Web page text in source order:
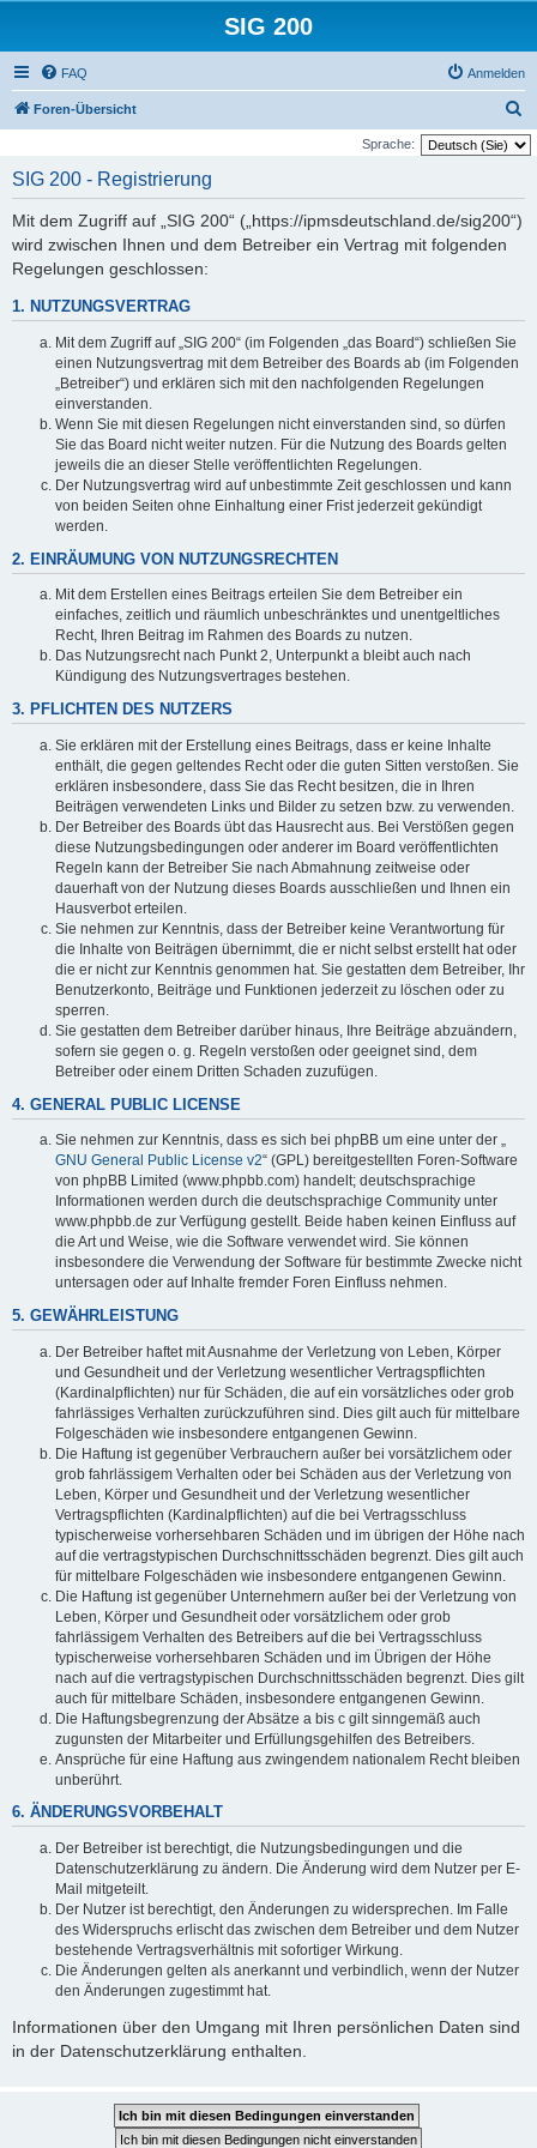
SIG 200
FAQ Anmelden
Foren-Übersicht
u
Sprache:
SIG 200 - Registrierung
Mit dem Zugriff auf „SIG 200“ („https://ipmsdeutschland.de/sig200“)
wird zwischen Ihnen und dem Betreiber ein Vertrag mit folgenden
Regelungen geschlossen:
1. NUTZUNGSVERTRAG
Mit dem Zugriff auf „SIG 200“ (im Folgenden „das Board“) schließen Sie
einen Nutzungsvertrag mit dem Betreiber des Boards ab (im Folgenden
„Betreiber“) und erklären sich mit den nachfolgenden Regelungen
einverstanden.
Wenn Sie mit diesen Regelungen nicht einverstanden sind, so dürfen
Sie das Board nicht weiter nutzen. Für die Nutzung des Boards gelten
jeweils die an dieser Stelle veröffentlichten Regelungen.
Der Nutzungsvertrag wird auf unbestimmte Zeit geschlossen und kann
von beiden Seiten ohne Einhaltung einer Frist jederzeit gekündigt
werden.
2. EINRÄUMUNG VON NUTZUNGSRECHTEN
Mit dem Erstellen eines Beitrags erteilen Sie dem Betreiber ein
einfaches, zeitlich und räumlich unbeschränktes und unentgeltliches
Recht, Ihren Beitrag im Rahmen des Boards zu nutzen.
Das Nutzungsrecht nach Punkt 2, Unterpunkt a bleibt auch nach
Kündigung des Nutzungsvertrages bestehen.
3. PFLICHTEN DES NUTZERS
Sie erklären mit der Erstellung eines Beitrags, dass er keine Inhalte
enthält, die gegen geltendes Recht oder die guten Sitten verstoßen. Sie
erklären insbesondere, dass Sie das Recht besitzen, die in Ihren
Beiträgen verwendeten Links und Bilder zu setzen bzw. zu verwenden.
Der Betreiber des Boards übt das Hausrecht aus. Bei Verstößen gegen
diese Nutzungsbedingungen oder anderer im Board veröffentlichten
Regeln kann der Betreiber Sie nach Abmahnung zeitweise oder
dauerhaft von der Nutzung dieses Boards ausschließen und Ihnen ein
Hausverbot erteilen.
Sie nehmen zur Kenntnis, dass der Betreiber keine Verantwortung für
die Inhalte von Beiträgen übernimmt, die er nicht selbst erstellt hat oder
die er nicht zur Kenntnis genommen hat. Sie gestatten dem Betreiber, Ihr
Benutzerkonto, Beiträge und Funktionen jederzeit zu löschen oder zu
sperren.
Sie gestatten dem Betreiber darüber hinaus, Ihre Beiträge abzuändern,
sofern sie gegen o. g. Regeln verstoßen oder geeignet sind, dem
Betreiber oder einem Dritten Schaden zuzufügen.
4. GENERAL PUBLIC LICENSE
Sie nehmen zur Kenntnis, dass es sich bei phpBB um eine unter der „
GNU General Public License v2“ (GPL) bereitgestellten Foren-Software
von phpBB Limited (www.phpbb.com) handelt; deutschsprachige
Informationen werden durch die deutschsprachige Community unter
www.phpbb.de zur Verfügung gestellt. Beide haben keinen Einfluss auf
die Art und Weise, wie die Software verwendet wird. Sie können
insbesondere die Verwendung der Software für bestimmte Zwecke nicht
untersagen oder auf Inhalte fremder Foren Einfluss nehmen.
5. GEWÄHRLEISTUNG
Der Betreiber haftet mit Ausnahme der Verletzung von Leben, Körper
und Gesundheit und der Verletzung wesentlicher Vertragspflichten
(Kardinalpflichten) nur für Schäden, die auf ein vorsätzliches oder grob
fahrlässiges Verhalten zurückzuführen sind. Dies gilt auch für mittelbare
Folgeschäden wie insbesondere entgangenen Gewinn.
Die Haftung ist gegenüber Verbrauchern außer bei vorsätzlichem oder
grob fahrlässigem Verhalten oder bei Schäden aus der Verletzung von
Leben, Körper und Gesundheit und der Verletzung wesentlicher
Vertragspflichten (Kardinalpflichten) auf die bei Vertragsschluss
typischerweise vorhersehbaren Schäden und im übrigen der Höhe nach
auf die vertragstypischen Durchschnittsschäden begrenzt. Dies gilt auch
für mittelbare Folgeschäden wie insbesondere entgangenen Gewinn.
Die Haftung ist gegenüber Unternehmern außer bei der Verletzung von
Leben, Körper und Gesundheit oder vorsätzlichem oder grob
fahrlässigem Verhalten des Betreibers auf die bei Vertragsschluss
typischerweise vorhersehbaren Schäden und im Übrigen der Höhe
nach auf die vertragstypischen Durchschnittsschäden begrenzt. Dies gilt
auch für mittelbare Schäden, insbesondere entgangenen Gewinn.
Die Haftungsbegrenzung der Absätze a bis c gilt sinngemäß auch
zugunsten der Mitarbeiter und Erfüllungsgehilfen des Betreibers.
Ansprüche für eine Haftung aus zwingendem nationalem Recht bleiben
unberührt.
6. ÄNDERUNGSVORBEHALT
Der Betreiber ist berechtigt, die Nutzungsbedingungen und die
Datenschutzerklärung zu ändern. Die Änderung wird dem Nutzer per E-
Mail mitgeteilt.
Der Nutzer ist berechtigt, den Änderungen zu widersprechen. Im Falle
des Widerspruchs erlischt das zwischen dem Betreiber und dem Nutzer
bestehende Vertragsverhältnis mit sofortiger Wirkung.
Die Änderungen gelten als anerkannt und verbindlich, wenn der Nutzer
den Änderungen zugestimmt hat.
Informationen über den Umgang mit Ihren persönlichen Daten sind
in der Datenschutzerklärung enthalten.